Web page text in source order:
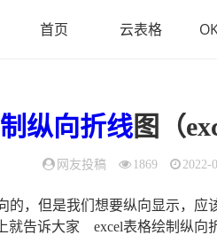
首页 云表格
纵向折线图（
网友投稿 1869 2022-
的，但是我们想要纵向显示，
就告诉大家 excel表格绘制纵向